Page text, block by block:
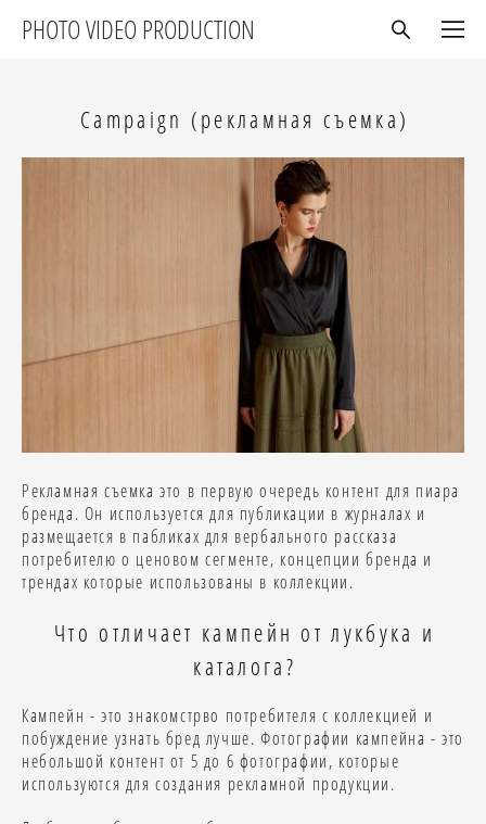
PHOTO VIDEO PRODUCTION
Campaign (рекламная съемка)
Рекламная съемка это в первую очередь контент для пиара
бренда. Он используется для публикации в журналах и
размещается в пабликах для вербального рассказа
потребителю о ценовом сегменте, концепции бренда и
трендах которые использованы в коллекции.
Что отличает кампейн от лукбука и
каталога?
Кампейн - это знакомстрво потребителя с коллекцией и
побуждение узнать бред лучше. Фотографии кампейна - это
небольшой контент от 5 до 6 фотографии, которые
используются для создания рекламной продукции.